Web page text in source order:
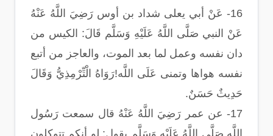
16- عَنْ أبي يعلى شداد بن أوس رَضِيَ اللَّهُ عَنْهُ
عَنْ النبي صَلَّى اللَّهُ عَلَيْهِ وَسَلَّم قَالَ: الكيس من
دان نفسه وعمل لما بعد الموت، والعاجز من أتبع
نفسه هواها وتمنى عَلَى اللَّه!رَوَاهُ الْتِّرْمِذِيُّ وَقَالَ
حَدِيثٌ حَسَنٌ.
17- عن عمر رَضِيَ اللَّهُ عَنْهُ قال سمعت رَسُول